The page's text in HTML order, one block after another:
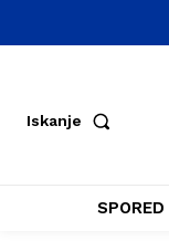
Iskanje
SPORED